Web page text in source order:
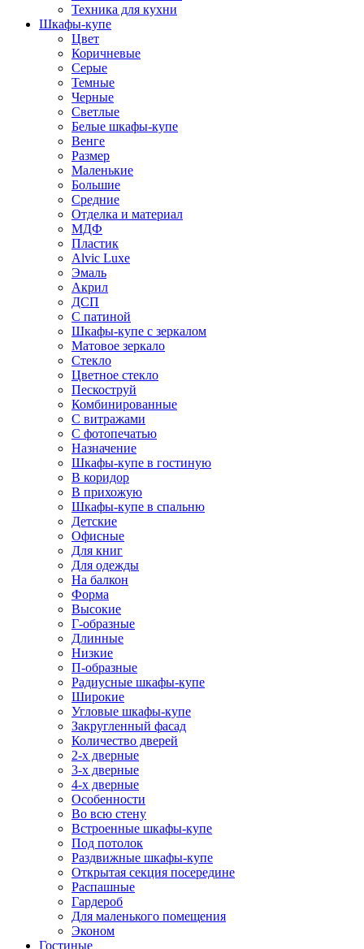
Техника для кухни
Шкафы-купе
Цвет
Коричневые
Серые
Темные
Черные
Светлые
Белые шкафы-купе
Венге
Размер
Маленькие
Большие
Средние
Отделка и материал
МДФ
Пластик
Alvic Luxe
Эмаль
Акрил
ДСП
С патиной
Шкафы-купе с зеркалом
Матовое зеркало
Стекло
Цветное стекло
Пескоструй
Комбинированные
С витражами
С фотопечатью
Назначение
Шкафы-купе в гостиную
В коридор
В прихожую
Шкафы-купе в спальню
Детские
Офисные
Для книг
Для одежды
На балкон
Форма
Высокие
Г-образные
Длинные
Низкие
П-образные
Радиусные шкафы-купе
Широкие
Угловые шкафы-купе
Закругленный фасад
Количество дверей
2-х дверные
3-х дверные
4-х дверные
Особенности
Во всю стену
Встроенные шкафы-купе
Под потолок
Раздвижные шкафы-купе
Открытая секция посередине
Распашные
Гардероб
Для маленького помещения
Эконом
Гостиные